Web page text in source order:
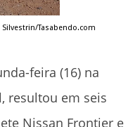
Tasabendo.com
feira (16) na
resultou em seis
Nissan Frontier e